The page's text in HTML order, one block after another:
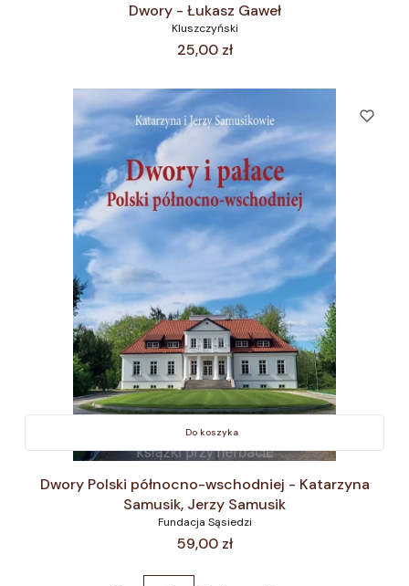
Dwory - Łukasz Gaweł
Kluszczyński
Cena
25,00 zł
Do koszyka
Dwory Polski północno-wschodniej - Katarzyna
Samusik, Jerzy Samusik
Fundacja Sąsiedzi
Cena
59,00 zł